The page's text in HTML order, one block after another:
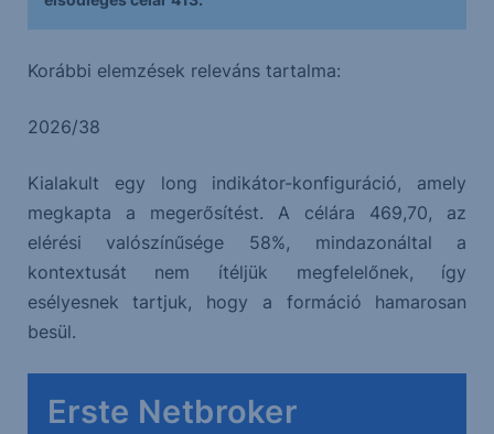
Korábbi elemzések releváns tartalma:
2026/38
Kialakult egy long indikátor-konfiguráció, amely
megkapta a megerősítést. A célára 469,70, az
elérési valószínűsége 58%, mindazonáltal a
kontextusát nem ítéljük megfelelőnek, így
esélyesnek tartjuk, hogy a formáció hamarosan
besül.
Erste Netbroker